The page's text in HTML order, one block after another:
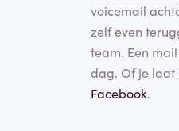
voicemail
zelf even
team. Een
dag. Of je laat
Facebook.